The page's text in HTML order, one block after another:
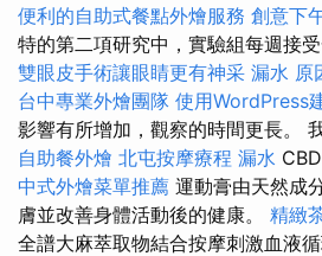
便利的自助式餐點外燴服務 創意下
特的第二項研究中，實驗組每週接受
雙眼皮手術讓眼睛更有神采 漏水 原
台中專業外燴團隊 使用WordPress
影響有所增加，觀察的時間更長。
自助餐外燴 北屯按摩療程 漏水 CBD
中式外燴菜單推薦 運動膏由天然成
膚並改善身體活動後的健康。 精緻
全譜大麻萃取物結合按摩刺激血液